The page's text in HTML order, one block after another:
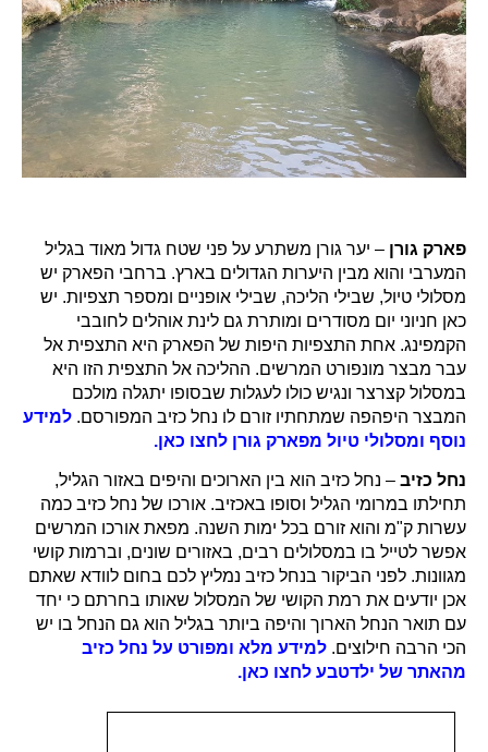
פארק גורן – יער גורן משתרע על פני שטח גדול מאוד בגליל
המערבי והוא מבין היערות הגדולים בארץ. ברחבי הפארק יש
מסלולי טיול, שבילי הליכה, שבילי אופניים ומספר תצפיות. יש
כאן חניוני יום מסודרים ומותרת גם לינת אוהלים לחובבי
הקמפינג. אחת התצפיות היפות של הפארק היא התצפית אל
עבר מבצר מונפורט המרשים. ההליכה אל התצפית הזו היא
במסלול קצרצר ונגיש כולו לעגלות שבסופו יתגלה מולכם
המבצר היפהפה שמתחתיו זורם לו נחל כזיב המפורסם. למידע
נוסף ומסלולי טיול מפארק גורן לחצו כאן.
נחל כזיב – נחל כזיב הוא בין הארוכים והיפים באזור הגליל,
תחילתו במרומי הגליל וסופו באכזיב. אורכו של נחל כזיב כמה
עשרות ק"מ והוא זורם בכל ימות השנה. מפאת אורכו המרשים
אפשר לטייל בו במסלולים רבים, באזורים שונים, וברמות קושי
מגוונות. לפני הביקור בנחל כזיב נמליץ לכם בחום לוודא שאתם
אכן יודעים את רמת הקושי של המסלול שאותו בחרתם כי יחד
עם תואר הנחל הארוך והיפה ביותר בגליל הוא גם הנחל בו יש
הכי הרבה חילוצים. למידע מלא ומפורט על נחל כזיב
מהאתר של ילדטבע לחצו כאן.